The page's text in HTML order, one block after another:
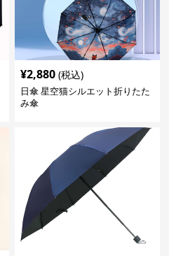
¥2,880 (税込)
日傘 星空猫シルエット折りたた
み傘